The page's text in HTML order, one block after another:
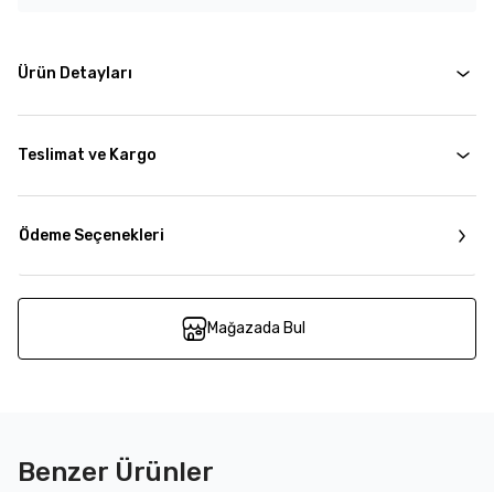
Ürün Detayları
Teslimat ve Kargo
Ödeme Seçenekleri
Mağazada Bul
Benzer Ürünler